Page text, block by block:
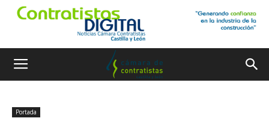
Portada